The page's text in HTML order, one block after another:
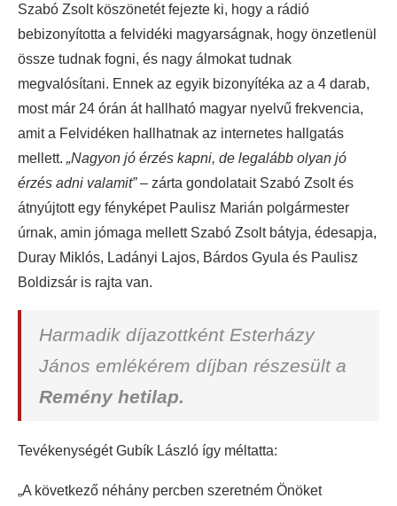
Szabó Zsolt köszönetét fejezte ki, hogy a rádió
bebizonyította a felvidéki magyarságnak, hogy önzetlenül
össze tudnak fogni, és nagy álmokat tudnak
megvalósítani. Ennek az egyik bizonyítéka az a 4 darab,
most már 24 órán át hallható magyar nyelvű frekvencia,
amit a Felvidéken hallhatnak az internetes hallgatás
mellett. „Nagyon jó érzés kapni, de legalább olyan jó
érzés adni valamit”– zárta gondolatait Szabó Zsolt és
átnyújtott egy fényképet Paulisz Marián polgármester
úrnak, amin jómaga mellett Szabó Zsolt bátyja, édesapja,
Duray Miklós, Ladányi Lajos, Bárdos Gyula és Paulisz
Boldizsár is rajta van.
Harmadik díjazottként Esterházy
János emlékérem díjban részesült a
Remény hetilap.
Tevékenységét Gubík László így méltatta:
„A következő néhány percben szeretném Önöket